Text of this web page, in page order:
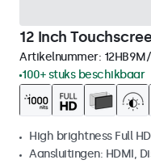
12 Inch
Artikelnummer:
100+ stuks beschikbaar
High brightness Full
Aansluitingen: HDMI,